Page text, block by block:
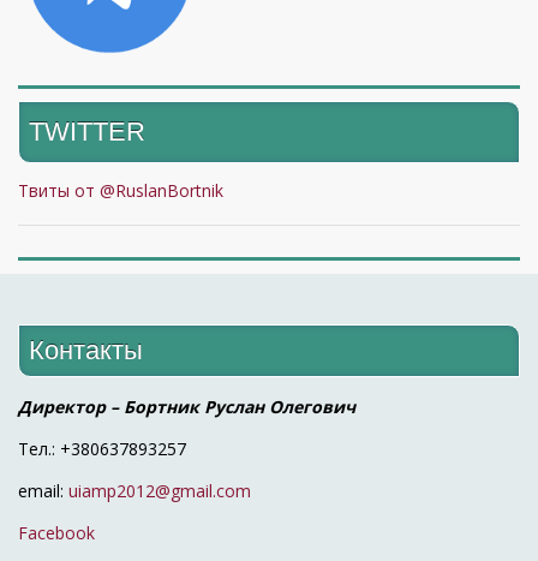
TWITTER
Твиты от @RuslanBortnik
Контакты
Директор – Бортник Руслан Олегович
Тел.: +380637893257
email: uiamp2012@gmail.com
Facebook